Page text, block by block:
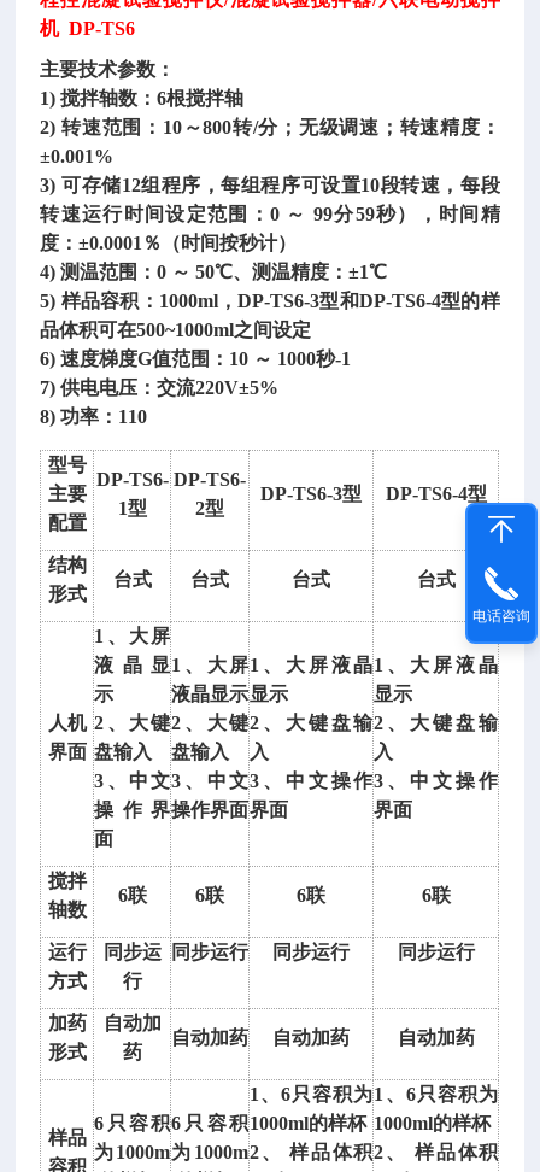
机 DP-TS6
主要技术参数：
1) 搅拌轴数：6根搅拌轴
2) 转速范围：10～800转/分；无级调速；转速精度：
±0.001%
3) 可存储12组程序，每组程序可设置10段转速，每段
转速运行时间设定范围：0 ～ 99分59秒），时间精
度：±0.0001％（时间按秒计）
4) 测温范围：0 ～ 50℃、测温精度：±1℃
5) 样品容积：1000ml，DP-TS6-3型和DP-TS6-4型的样
品体积可在500~1000ml之间设定
6) 速度梯度G值范围：10 ～ 1000秒-1
7) 供电电压：交流220V±5%
8) 功率：110
型号
主要
配置
DP-TS6-
1型
DP-TS6-
2型
DP-TS6-3型 DP-TS6-4型
结构
形式
台式 台式 台式 台式
人机
界面
1、大屏
液晶显
示
2、大键
盘输入
3、中文
操作界
面
1、大屏
液晶显示
2、大键
盘输入
3、中文
操作界面
1、大屏液晶
显示
2、大键盘输
入
3、中文操作
界面
1、大屏液晶
显示
2、大键盘输
入
3、中文操作
界面
搅拌
轴数
6联 6联 6联 6联
运行
方式
同步运
行
同步运行 同步运行 同步运行
加药
形式
自动加
药
自动加药 自动加药 自动加药
样品
容积
6只容积
为1000m
6只容积
为1000m
1、6只容积为
1000ml的样杯
2、 样品体积
1、6只容积为
1000ml的样杯
2、 样品体积
密
电话咨询